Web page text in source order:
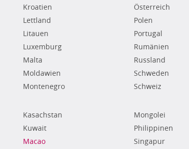
Kroatien
Lettland
Litauen
Luxemburg
Malta
Moldawien
Montenegro
Österreich
Polen
Portugal
Rumänien
Russland
Schweden
Schweiz
Kasachstan
Kuwait
Macao
Mongolei
Philippinen
Singapur